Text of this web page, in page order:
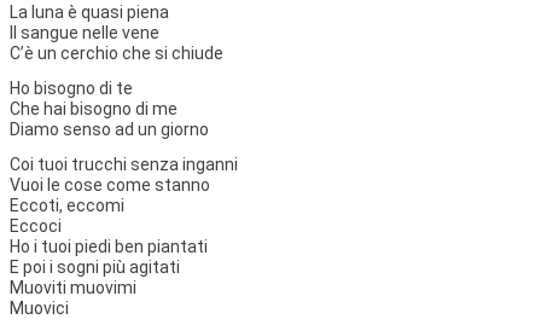
La luna è quasi piena
Il sangue nelle vene
C’è un cerchio che si chiude
Ho bisogno di te
Che hai bisogno di me
Diamo senso ad un giorno
Coi tuoi trucchi senza inganni
Vuoi le cose come stanno
Eccoti, eccomi
Eccoci
Ho i tuoi piedi ben piantati
E poi i sogni più agitati
Muoviti muovimi
Muovici